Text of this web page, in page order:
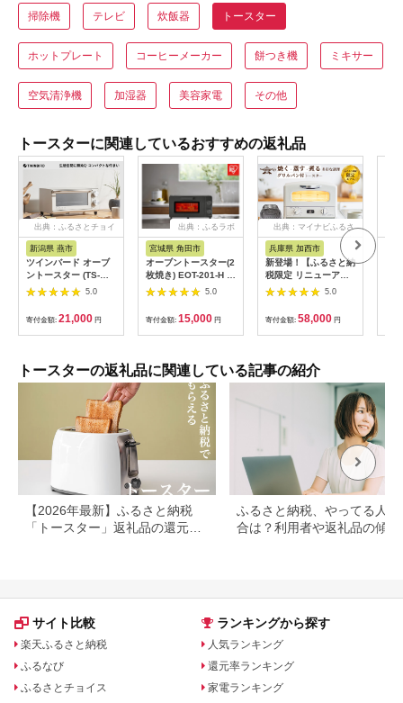
掃除機 テレビ 炊飯器 トースター
ホットプレート コーヒーメーカー 餅つき機 ミキサー
空気清浄機 加湿器 美容家電 その他
トースターに関連しているおすすめの返礼品
出典：ふるさとチョイ
ス
新潟県 燕市
ツインバード オーブ
ントースター (TS-
D038W)
5.0
寄付金額: 21,000 円
出典：ふるラボ
宮城県 角田市
オーブントースター(2
枚焼き) EOT-201-H ウ
ォームグレー
5.0
寄付金額: 15,000 円
出典：マイナビふるさ
と納税
兵庫県 加西市
新登場！【ふるさと納
税限定 リニューアル
モデル】アラジン 4枚
ホワイト 白 グラファ
イトグリル＆トースタ
ー 4枚焼き グリル ア
ラジントースター ト
スター調理家電 家電
AGT-G13FJ
5.0
寄付金額: 58,000 円
トースターの返礼品に関連している記事の紹介
【2026年最新】ふるさと納税
「トースター」返礼品の還元率
ふるさと納税、やってる人の
合は？利用者や返礼品の傾向
サイト比較
楽天ふるさと納税
ふるなび
ふるさとチョイス
ランキングから探す
人気ランキング
還元率ランキング
家電ランキング